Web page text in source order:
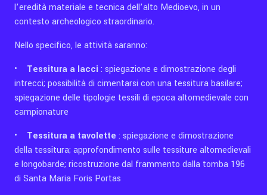
l’eredità materiale e tecnica dell’alto Medioevo, in un
contesto archeologico straordinario.
Nello specifico, le attività saranno:
•
Tessitura a lacci : spiegazione e dimostrazione degli
intrecci; possibilità di cimentarsi con una tessitura basilare;
spiegazione delle tipologie tessili di epoca altomedievale con
campionature
• Tessitura a tavolette : spiegazione e dimostrazione
della tessitura; approfondimento sulle tessiture altomedievali
e longobarde; ricostruzione dal frammento dalla tomba 196
di Santa Maria Foris Portas